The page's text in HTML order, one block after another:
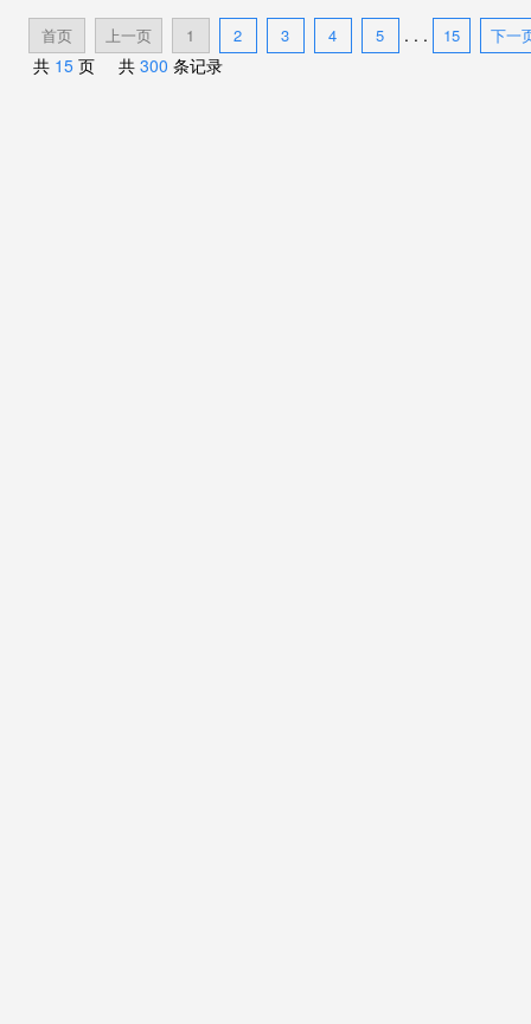
首页 上一页 1 2 3 4 5 . . . 15 下一
共 15页 共 300 条记录